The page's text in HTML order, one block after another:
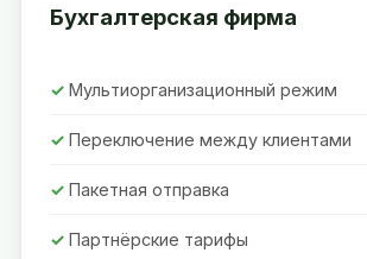
Бухгалтерская фирма
Мультиорганизационный режим
Переключение между клиентами
Пакетная отправка
Партнёрские тарифы